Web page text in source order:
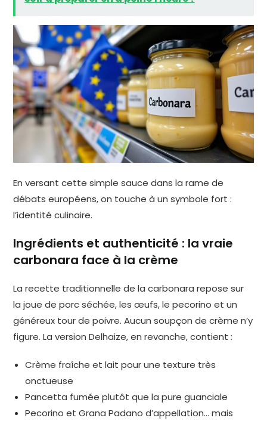
En versant cette simple sauce dans la rame de
débats européens, on touche à un symbole fort :
l’identité culinaire.
Ingrédients et authenticité : la vraie
carbonara face à la crème
La recette traditionnelle de la carbonara repose sur
la joue de porc séchée, les œufs, le pecorino et un
généreux tour de poivre. Aucun soupçon de crème n’y
figure. La version Delhaize, en revanche, contient :
Crème fraîche et lait pour une texture très
onctueuse
Pancetta fumée plutôt que la pure guanciale
Pecorino et Grana Padano d’appellation… mais